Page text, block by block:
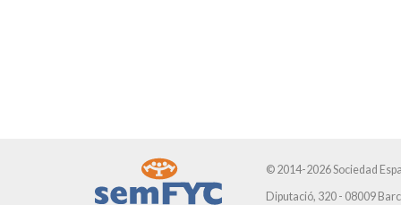
© 2014-2026 Sociedad
Diputació, 320 - 08009